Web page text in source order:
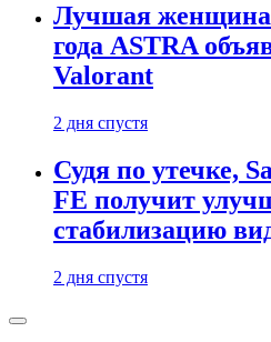
Лучшая
года ASTRA
Valorant
2 дня спустя
Судя по утечке,
FE получит
стабилизацию
2 дня спустя